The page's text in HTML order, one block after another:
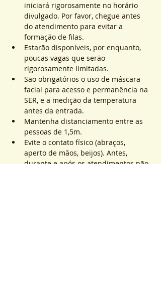
iniciará rigorosamente no horário
divulgado. Por favor, chegue antes
do atendimento para evitar a
formação de filas.
Estarão disponíveis, por enquanto,
poucas vagas que serão
rigorosamente limitadas.
São obrigatórios o uso de máscara
facial para acesso e permanência na
SER, e a medição da temperatura
antes da entrada.
Mantenha distanciamento entre as
pessoas de 1,5m.
Evite o contato físico (abraços,
aperto de mãos, beijos). Antes,
durante e após os atendimentos não